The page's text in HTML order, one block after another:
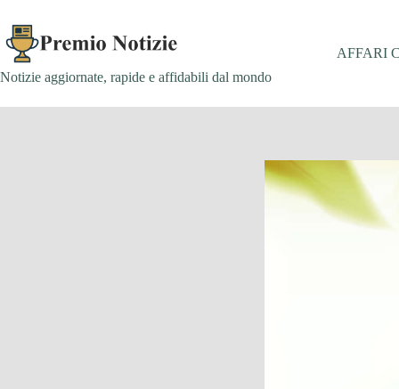
contenuto
Notizie aggiornate, rapide e affidabili dal mondo
AFFARI